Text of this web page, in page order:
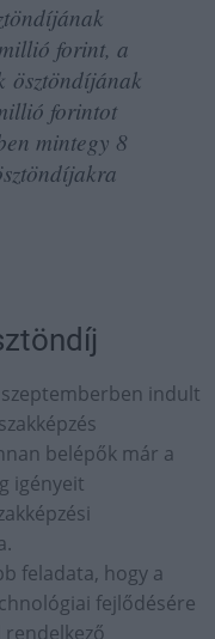
forint, a
ösztöndíjának
forintot
mintegy 8
indult
belépők már a
igényeit
feladata, hogy a
fejlődésére